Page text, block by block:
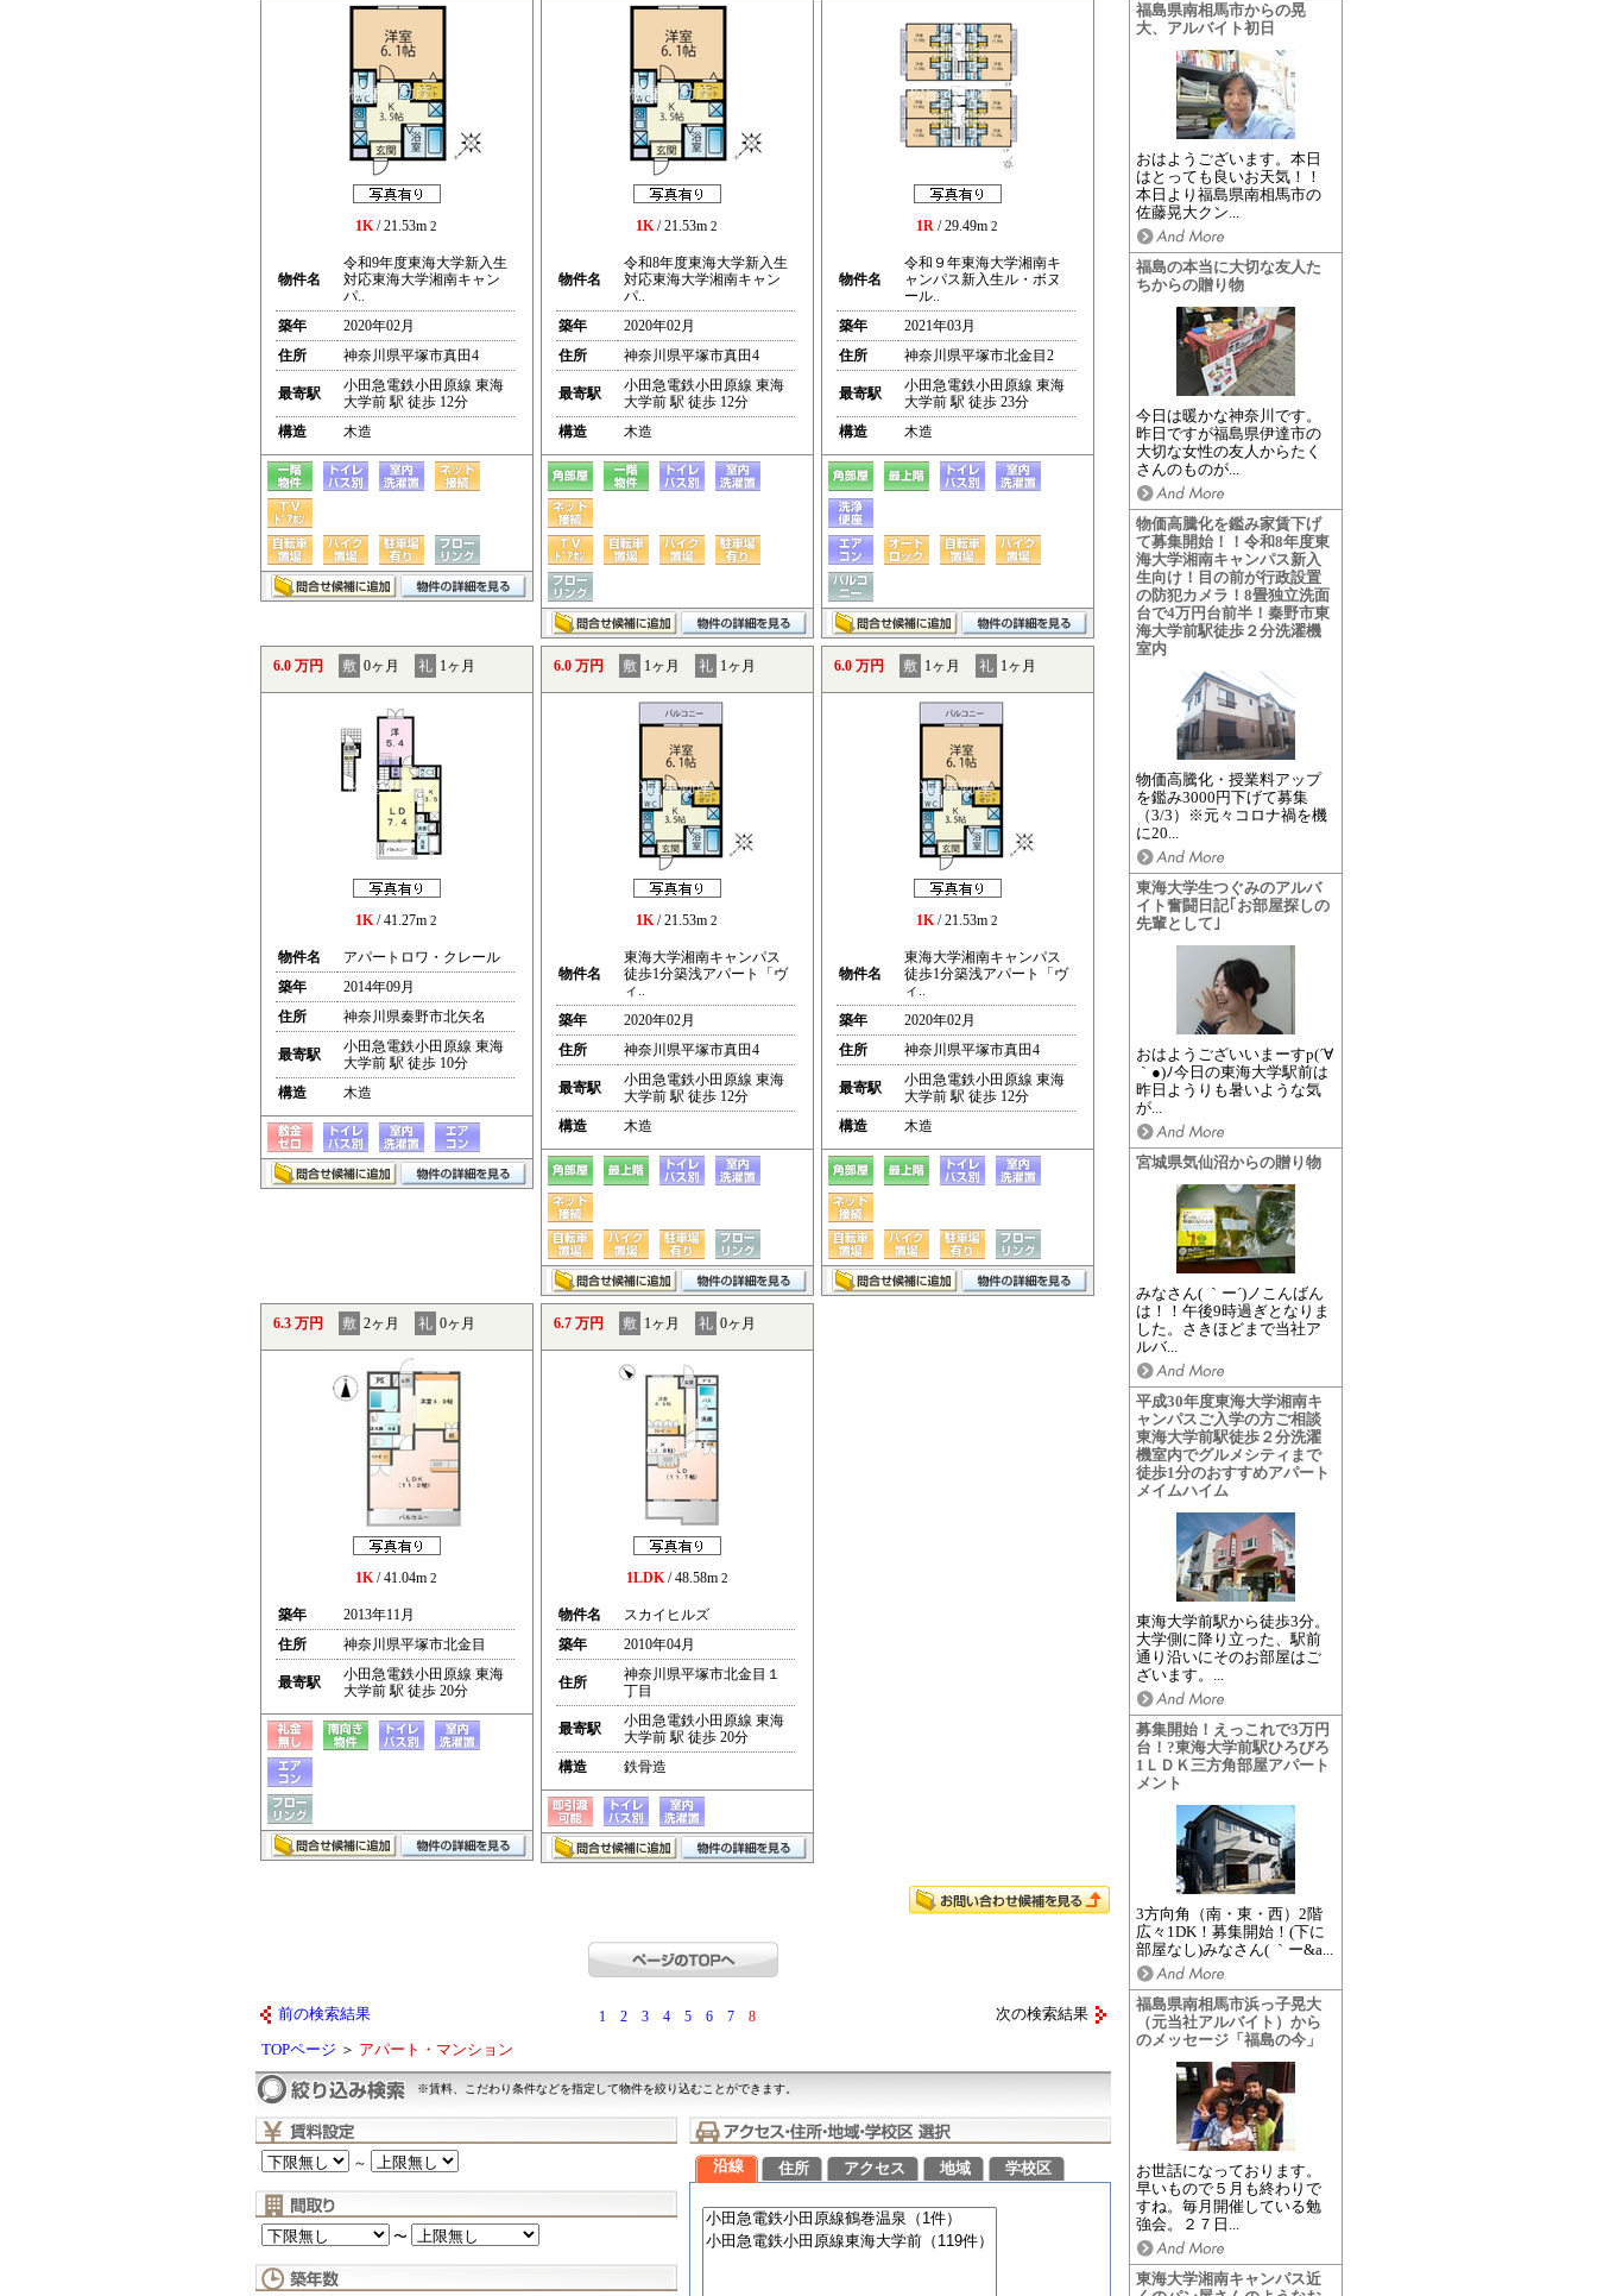
福島県南相馬市からの晃
大、アルバイト初日
おはようございます。本日
はとっても良いお天気！！
本日より福島県南相馬市の
佐藤晃大クン...
福島の本当に大切な友人た
ちからの贈り物
今日は暖かな神奈川です。
昨日ですが福島県伊達市の
大切な女性の友人からたく
さんのものが...
物価高騰化を鑑み家賃下げ
て募集開始！！令和8年度東
海大学湘南キャンパス新入
生向け！目の前が行政設置
の防犯カメラ！8畳独立洗面
台で4万円台前半！秦野市東
海大学前駅徒歩２分洗濯機
室内
物価高騰化・授業料アップ
を鑑み3000円下げて募集
（3/3）※元々コロナ禍を機
に20...
東海大学生つぐみのアルバ
イト奮闘日記｢お部屋探しの
先輩として｣
おはようございいまーすp(´∀
｀●)ﾉ今日の東海大学駅前は
昨日ようりも暑いような気
が...
宮城県気仙沼からの贈り物
みなさん( ｀ー´)ノこんばん
は！！午後9時過ぎとなりま
した。さきほどまで当社ア
ルバ...
平成30年度東海大学湘南キ
ャンパスご入学の方ご相談
東海大学前駅徒歩２分洗濯
機室内でグルメシティまで
徒歩1分のおすすめアパート
メイムハイム
東海大学前駅から徒歩3分。
大学側に降り立った、駅前
通り沿いにそのお部屋はご
ざいます。...
募集開始！えっこれで3万円
台！?東海大学前駅ひろびろ
1ＬＤＫ三方角部屋アパート
メント
3方向角（南・東・西）2階
広々1DK！募集開始！(下に
部屋なし)みなさん( ｀ー&a...
福島県南相馬市浜っ子晃大
（元当社アルバイト）から
のメッセージ「福島の今」
お世話になっております。
早いもので５月も終わりで
すね。毎月開催している勉
強会。２７日...
東海大学湘南キャンパス近
1K/ 21.53m 2
物件名
令和9年度東海大学新入生
対応東海大学湘南キャン
パ..
築年
2020年02月
住所
神奈川県平塚市真田4
最寄駅
小田急電鉄小田原線 東海
大学前 駅 徒歩 12分
構造
木造
1K/ 21.53m 2
物件名
令和8年度東海大学新入生
対応東海大学湘南キャン
パ..
築年
2020年02月
住所
神奈川県平塚市真田4
最寄駅
小田急電鉄小田原線 東海
大学前 駅 徒歩 12分
構造
木造
1R / 29.49m 2
物件名
令和９年東海大学湘南キ
ャンパス新入生ル・ボヌ
ール..
築年
2021年03月
住所
神奈川県平塚市北金目2
最寄駅
小田急電鉄小田原線 東海
大学前 駅 徒歩 23分
構造
木造
6.0 万円 敷 0ヶ月 礼 1ヶ月
1K/ 41.27m 2
物件名
アパートロワ・クレール
築年
2014年09月
住所
神奈川県秦野市北矢名
最寄駅
小田急電鉄小田原線 東海
大学前 駅 徒歩 10分
構造
木造
6.0 万円 敷 1ヶ月 礼 1ヶ月
1K/ 21.53m 2
物件名
東海大学湘南キャンパス
徒歩1分築浅アパート「ヴ
ィ..
築年
2020年02月
住所
神奈川県平塚市真田4
最寄駅
小田急電鉄小田原線 東海
大学前 駅 徒歩 12分
構造
木造
6.0 万円 敷 1ヶ月 礼 1ヶ月
1K/ 21.53m 2
物件名
東海大学湘南キャンパス
徒歩1分築浅アパート「ヴ
ィ..
築年
2020年02月
住所
神奈川県平塚市真田4
最寄駅
小田急電鉄小田原線 東海
大学前 駅 徒歩 12分
構造
木造
6.3 万円 敷 2ヶ月 礼 0ヶ月
1K/ 41.04m 2
築年
2013年11月
住所
神奈川県平塚市北金目
最寄駅
小田急電鉄小田原線 東海
大学前 駅 徒歩 20分
6.7 万円 敷 1ヶ月 礼 0ヶ月
1LDK/ 48.58m 2
物件名
スカイヒルズ
築年
2010年04月
住所
神奈川県平塚市北金目１
丁目
最寄駅
小田急電鉄小田原線 東海
大学前 駅 徒歩 20分
構造
鉄骨造
前の検索結果 1 2 3 4 5 6 7 8 次の検索結果
TOPページ ＞ アパート・マンション
※賃料、こだわり条件などを指定して物件を絞り込むことができます。
～
〜
沿線 住所 アクセス 地域 学校区